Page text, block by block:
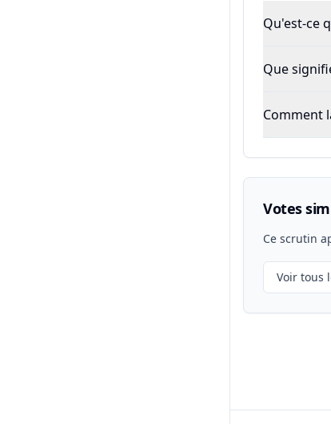
Qu'est-ce
Que
Comment
Votes
Ce scrutin
Voir tous